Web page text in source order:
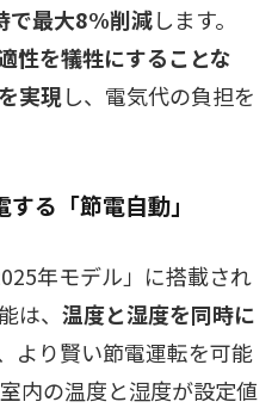
で最大8%削減します。
性を犠牲にすることな
実現し、電気代の負担を
る「節電自動」
年モデル」に搭載され
は、 温度と湿度を同時に
より賢い節電運転を可能
内の温度と湿度が設定値